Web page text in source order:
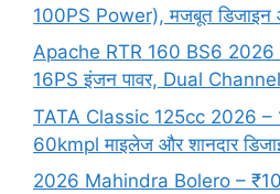
100PS Power), मजबूत डिजाइन
Apache RTR 160 BS6 2026
16PS इंजन पावर, Dual
TATA Classic 125cc 2026 –
60kmpl माइलेज और शानदार
2026 Mahindra Bolero –